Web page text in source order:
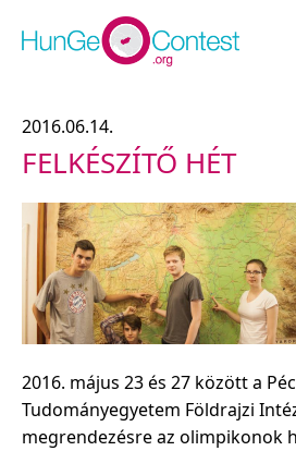
2016.06.14.
FELKÉSZÍTŐ HÉT
2016. május 23 és 27 között a
Tudományegyetem Földrajzi
megrendezésre az olimpikonok